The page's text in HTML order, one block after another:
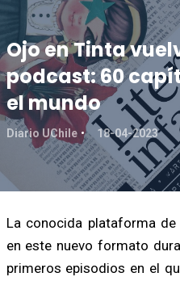
Ojo en Tinta
podcast: 60
el mundo
Diario UChile 18-04-2023
La conocida plataforma
en este nuevo formato
primeros episodios en el